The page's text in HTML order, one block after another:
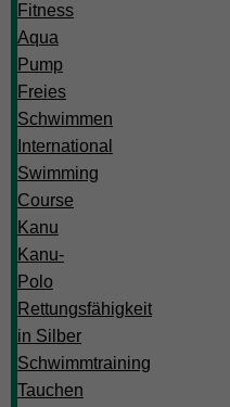
Fitness
Aqua
Pump
Freies
Schwimmen
International
Swimming
Course
Kanu
Kanu-
Polo
Rettungsfähigkeit
in Silber
Schwimmtraining
Tauchen